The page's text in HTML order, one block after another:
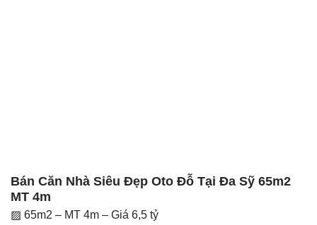
Bán Căn Nhà Siêu Đẹp Oto Đỗ Tại Đa Sỹ 65m2
MT 4m
▨ 65m2 – MT 4m – Giá 6,5 tỷ